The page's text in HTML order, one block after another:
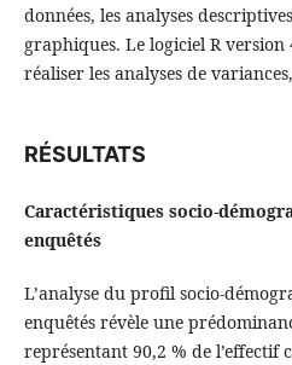
données, les analyses
graphiques. Le logiciel R
réaliser les analyses de
RÉSULTATS
Caractéristiques socio-
enquêtés
L’analyse du profil socio-
enquêtés révèle une
représentant 90,2 % de l’effectif